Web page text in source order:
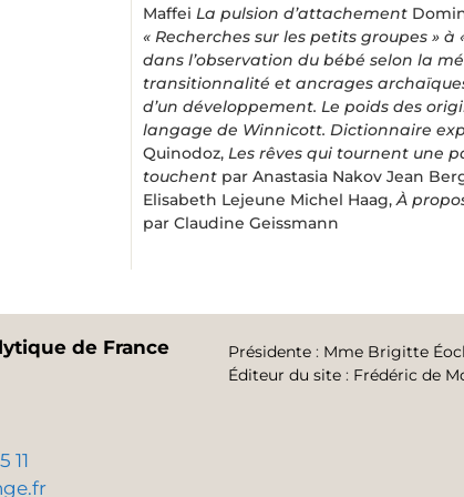
Maffei La pulsion d’attachement
« Recherches sur les petits groupes »
dans l’observation du bébé selon la
transitionnalité et ancrages
d’un développement. Le poids des
langage de Winnicott. Dictionnaire
Quinodoz, Les rêves qui tournent une
touchent par Anastasia Nakov Jean
Elisabeth Lejeune Michel Haag, À
par Claudine Geissmann
de France
11
Présidente: Mme Brigitte
Éditeur du site: Frédéric de